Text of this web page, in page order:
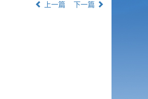
上一篇 下一篇